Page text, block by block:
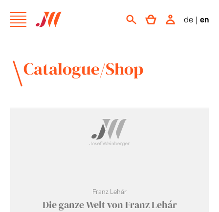
de | en
Catalogue/Shop
Franz Lehár
Die ganze Welt von Franz Lehár